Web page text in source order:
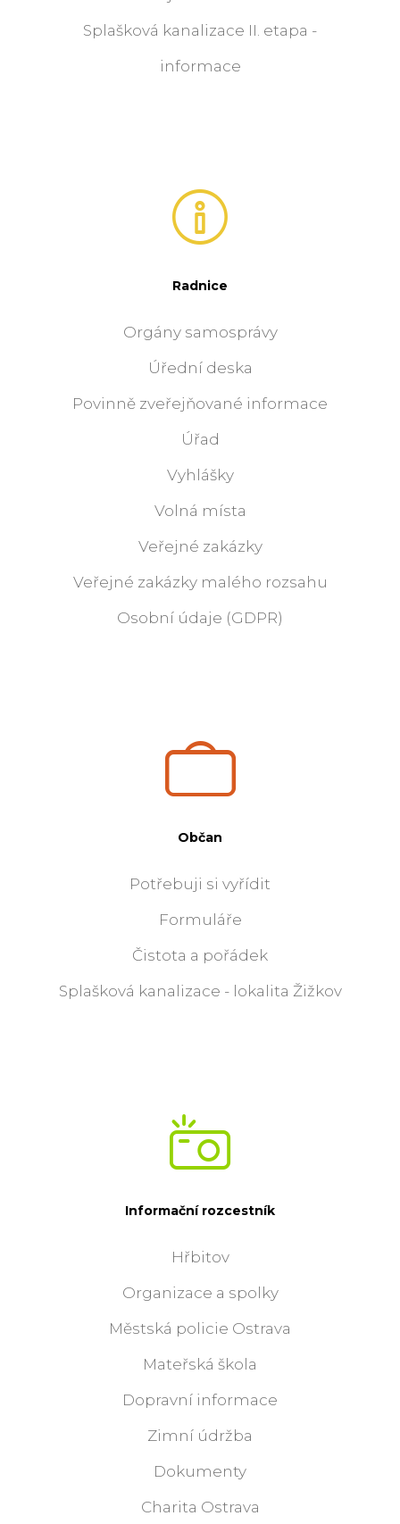
Splašková kanalizace II. etapa -
informace
Radnice
Orgány samosprávy
Úřední deska
Povinně zveřejňované informace
Úřad
Vyhlášky
Volná místa
Veřejné zakázky
Veřejné zakázky malého rozsahu
Osobní údaje (GDPR)
Občan
Potřebuji si vyřídit
Formuláře
Čistota a pořádek
Splašková kanalizace - lokalita Žižkov
Informační rozcestník
Hřbitov
Organizace a spolky
Městská policie Ostrava
Mateřská škola
Dopravní informace
Zimní údržba
Dokumenty
Charita Ostrava